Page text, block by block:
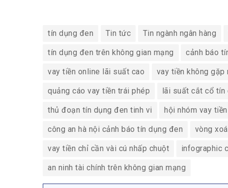
tín dụng đen Tin tức Tin ngành ngân hàng
tín dụng đen trên không gian mạng cảnh báo
vay tiền online lãi suất cao vay tiền không gặp
quảng cáo vay tiền trái phép lãi suất cắt cổ tín
thủ đoạn tín dụng đen tinh vi hội nhóm vay
công an hà nội cảnh báo tín dụng đen vòng
vay tiền chỉ cần vài cú nhấp chuột infographic
an ninh tài chính trên không gian mạng